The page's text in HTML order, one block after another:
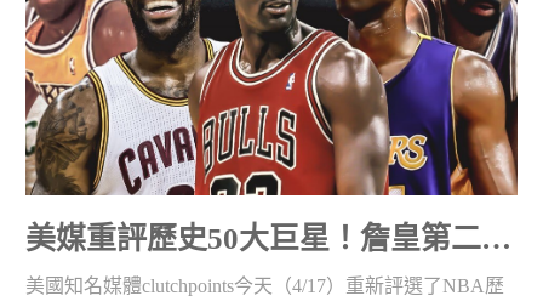
美媒重評歷史50大巨星！詹皇第二，
Kobe排名第十，現役五人上榜
美國知名媒體clutchpoints今天（4/17）重新評選了NBA歷